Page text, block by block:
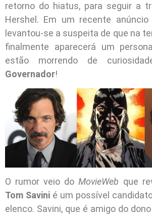
retorno do hiatus, para seguir a
Hershel. Em um recente
levantou-se a suspeita de que na
finalmente aparecerá um
estão morrendo de
Governador!
O rumor veio doMovieWeb que
Tom Savini é um possível
elenco. Savini, que é amigo do